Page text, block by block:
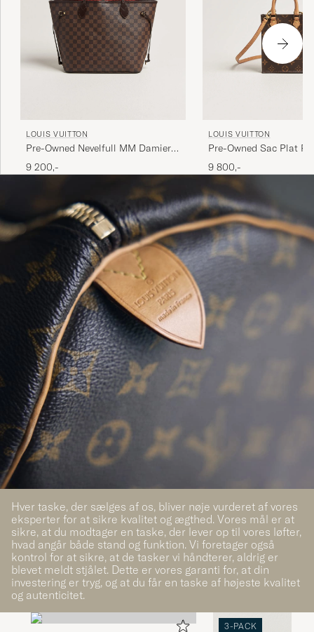
LOUIS VUITTON
Pre-Owned Nevelfull MM Damier
Ebene
9 200,-
LOUIS VUITTON
Pre-Owned Sac Plat
Bandouliére Monogram
9 800,-
Hver taske, der sælges af os, bliver nøje vurderet af vores
eksperter for at sikre kvalitet og ægthed. Vores mål er at
sikre, at du modtager en taske, der lever op til vores løfter,
hvad angår både stand og funktion. Vi foretager også
kontrol for at sikre, at de tasker vi håndterer, aldrig er
blevet meldt stjålet. Dette er vores garanti for, at din
investering er tryg, og at du får en taske af højeste kvalitet
og autenticitet.
3-PACK